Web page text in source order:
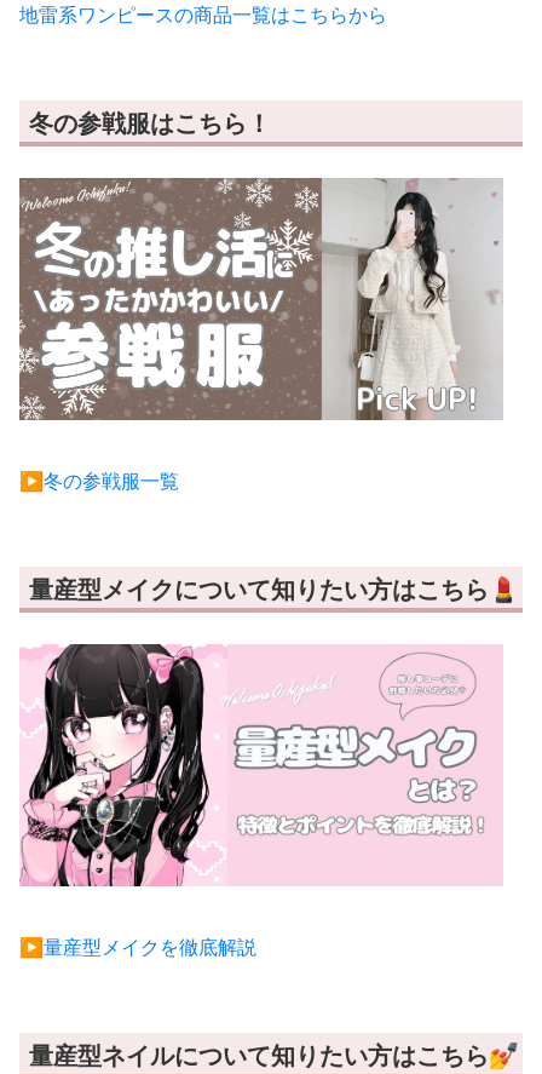
地雷系ワンピースの商品一覧はこちらから
冬の参戦服はこちら！
▶︎冬の参戦服一覧
量産型メイクについて知りたい方はこちら💄
▶︎量産型メイクを徹底解説
量産型ネイルについて知りたい方はこちら💅